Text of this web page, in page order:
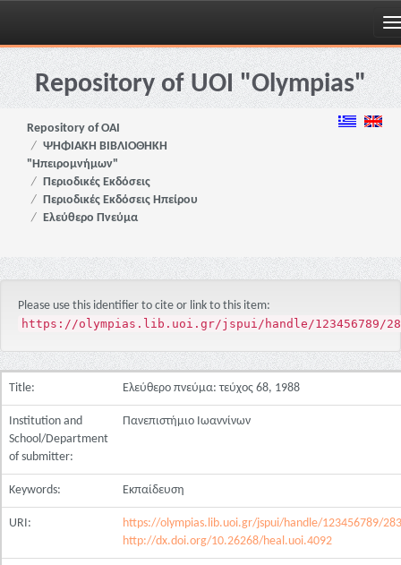
Skip
navigationRepository of UOI "Olympias"
Repository of OAI
ΨΗΦΙΑΚΗ ΒΙΒΛΙΟΘΗΚΗ
"Ηπειρομνήμων"
Περιοδικές Εκδόσεις
Περιοδικές Εκδόσεις Ηπείρου
Ελεύθερο Πνεύμα
Please use this identifier to cite or link to this item:
https://olympias.lib.uoi.gr/jspui/handle/123456789/
Title: Ελεύθερο πνεύμα: τεύχος 68, 1988
Institution and
School/Department
of submitter:
Πανεπιστήμιο Ιωαννίνων
Keywords: Εκπαίδευση
URI:
https://olympias.lib.uoi.gr/jspui/handle/123456789/
http://dx.doi.org/10.26268/heal.uoi.4092